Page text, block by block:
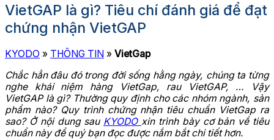
VietGAP là gì? Tiêu chí đánh giá để đạt
chứng nhận VietGAP
KYODO » THÔNG TIN » VietGap
Chắc hẳn đâu đó trong đời sống hằng ngày, chúng ta từng
nghe khái niệm hàng VietGap, rau VietGAP, … Vậy
VietGAP là gì? Thường quy định cho các nhóm ngành, sản
phẩm nào? Quy trình chứng nhận tiêu chuẩn VietGap ra
sao? Ở nội dung sau KYODOxin trình bày cơ bản về tiêu
chuẩn này để quý bạn đọc được nắm bắt chi tiết hơn.